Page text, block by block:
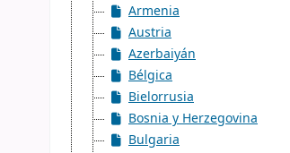
Armenia
Austria
Azerbaiyán
Bélgica
Bielorrusia
Bosnia y Herzegovina
Bulgaria